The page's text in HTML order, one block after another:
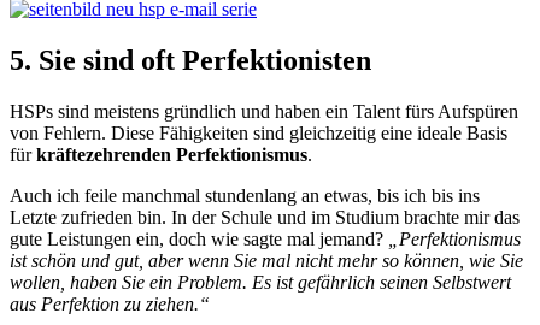
5. Sie sind oft Perfektionisten
HSPs sind meistens gründlich und haben ein Talent fürs Aufspüren
von Fehlern. Diese Fähigkeiten sind gleichzeitig eine ideale Basis
fürkräftezehrenden Perfektionismus.
Auch ich feile manchmal stundenlang an etwas, bis ich bis ins
Letzte zufrieden bin. In der Schule und im Studium brachte mir das
gute Leistungen ein, doch wie sagte mal jemand?
„Perfektionismus
ist schön und gut, aber wenn Sie mal nicht mehr so können, wie Sie
wollen, haben Sie ein Problem. Es ist gefährlich seinen Selbstwert
aus Perfektion zu ziehen.“